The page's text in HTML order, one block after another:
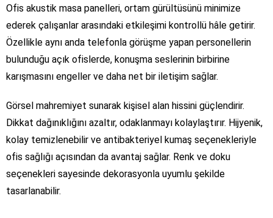
Ofis akustik masa panelleri, ortam gürültüsünü minimize
ederek çalışanlar arasındaki etkileşimi kontrollü hâle getirir.
Özellikle aynı anda telefonla görüşme yapan personellerin
bulunduğu açık ofislerde, konuşma seslerinin birbirine
karışmasını engeller ve daha net bir iletişim sağlar.
Görsel mahremiyet sunarak kişisel alan hissini güçlendirir.
Dikkat dağınıklığını azaltır, odaklanmayı kolaylaştırır. Hijyenik,
kolay temizlenebilir ve antibakteriyel kumaş seçenekleriyle
ofis sağlığı açısından da avantaj sağlar. Renk ve doku
seçenekleri sayesinde dekorasyonla uyumlu şekilde
tasarlanabilir.